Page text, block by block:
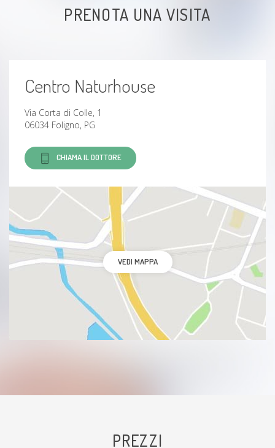
PRENOTA UNA VISITA
Centro Naturhouse
Via Corta di Colle, 1
06034 Foligno, PG
CHIAMA IL DOTTORE
VEDI MAPPA
PREZZI